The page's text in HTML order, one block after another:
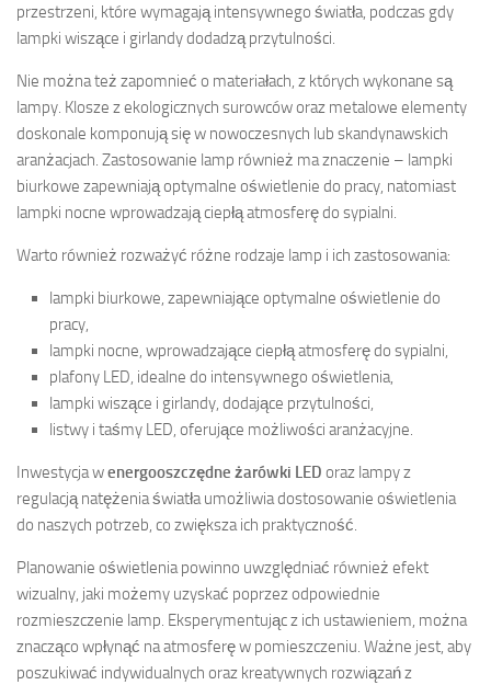
przestrzeni, które wymagają intensywnego światła, podczas gdy
lampki wiszące i girlandy dodadzą przytulności.
Nie można też zapomnieć o materiałach, z których wykonane są
lampy. Klosze z ekologicznych surowców oraz metalowe elementy
doskonale komponują się w nowoczesnych lub skandynawskich
aranżacjach. Zastosowanie lamp również ma znaczenie – lampki
biurkowe zapewniają optymalne oświetlenie do pracy, natomiast
lampki nocne wprowadzają ciepłą atmosferę do sypialni.
Warto również rozważyć różne rodzaje lamp i ich zastosowania:
lampki biurkowe, zapewniające optymalne oświetlenie do
pracy,
lampki nocne, wprowadzające ciepłą atmosferę do sypialni,
plafony LED, idealne do intensywnego oświetlenia,
lampki wiszące i girlandy, dodające przytulności,
listwy i taśmy LED, oferujące możliwości aranżacyjne.
Inwestycja wenergooszczędne żarówki LED oraz lampy z
regulacją natężenia światła umożliwia dostosowanie oświetlenia
do naszych potrzeb, co zwiększa ich praktyczność.
Planowanie oświetlenia powinno uwzględniać również efekt
wizualny, jaki możemy uzyskać poprzez odpowiednie
rozmieszczenie lamp. Eksperymentując z ich ustawieniem, można
znacząco wpłynąć na atmosferę w pomieszczeniu. Ważne jest, aby
poszukiwać indywidualnych oraz kreatywnych rozwiązań z